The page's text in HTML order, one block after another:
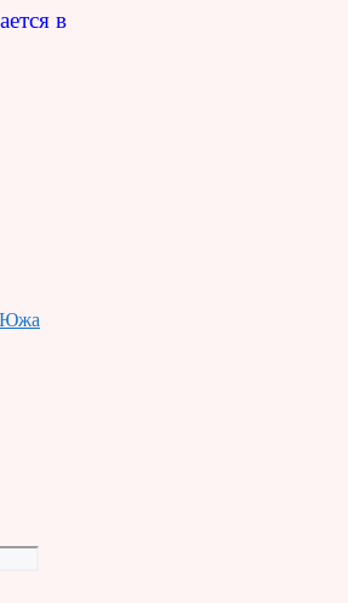
в
Южа